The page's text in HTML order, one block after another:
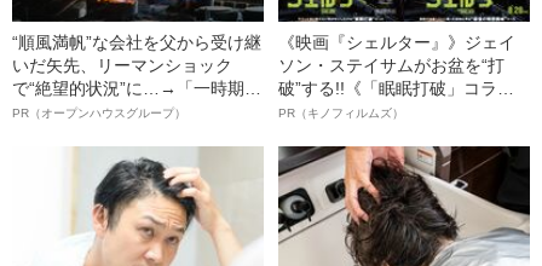
“順風満帆”な会社を父から受け継
いだ矢先、リーマンショック
で“絶望的状況”に…→「一時期は
納品3年待ち」のヒット商品を生
明かす、“逆転の戦術”
PR（オープンハウスグループ）
《映画『シェルター』》ジェイ
ソン・ステイサムがお盆を“打
破”する!!《「眠眠打破」コラ
ボ》
PR（キノフィルムズ）